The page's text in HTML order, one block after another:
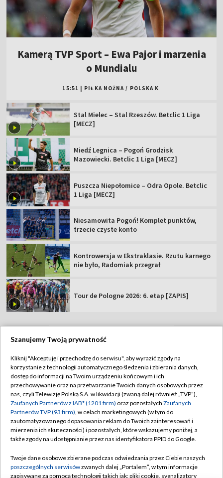
Kamerą TVP Sport – Ewa Pajor i marzenia
o Mundialu
15:51 PIŁKA NOŻNA / POLSKA K
Stal Mielec – Stal Rzeszów. Betclic 1 Liga
[MECZ]
Miedź Legnica – Pogoń Grodzisk
Mazowiecki. Betclic 1 Liga [MECZ]
Puszcza Niepołomice – Odra Opole. Betclic
1 Liga [MECZ]
Niesamowita Pogoń! Komplet punktów,
trzecie czyste konto
Kontrowersja w Ekstraklasie. Rzutu karnego
nie było, Radomiak przegrał
Tour de Pologne 2026: 6. etap [ZAPIS]
Abonament TVP
Sklep TVP
Biuro Reklamy
Oferta Handlowa
Telegazeta ogłoszenia
Rada Programowa
Regulamin TVP
Polityka prywatności
Moje zgody
Biuro reklamy
Kontakt
Kanały
Szanujemy Twoją prywatność
Kliknij "Akceptuję i przechodzę do serwisu", aby wyrazić zgody na
korzystanie z technologii automatycznego śledzenia i zbierania danych,
dostęp do informacji na Twoim urządzeniu końcowym i ich
przechowywanie oraz na przetwarzanie Twoich danych osobowych przez
nas, czyli Telewizję Polską S.A. w likwidacji (zwaną dalej również „TVP”),
Zaufanych Partnerów z IAB* (1201 firm) oraz pozostałych Zaufanych
Partnerów TVP (93 firm), w celach marketingowych (w tym do
zautomatyzowanego dopasowania reklam do Twoich zainteresowań i
mierzenia ich skuteczności) i pozostałych, które wskazujemy poniżej, a
także zgody na udostępnianie przez nas identyfikatora PPID do Google.
Twoje dane osobowe zbierane podczas odwiedzania przez Ciebie naszych
poszczególnych serwisówzwanych dalej „Portalem”, w tym informacje
zapisywane za pomocą technologii takich jak: pliki cookie, sygnalizatory